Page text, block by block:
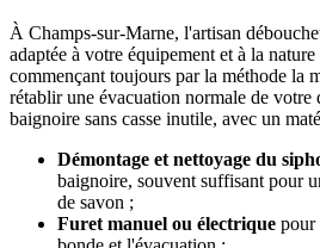
À Champs-sur-Marne, l'artisan
adaptée à votre équipement et à la
commençant toujours par la méthode la
rétablir une évacuation normale de votre
baignoire sans casse inutile, avec un
Démontage et nettoyage du
baignoire, souvent suffisant pour
de savon ;
Furet manuel ou électrique pour